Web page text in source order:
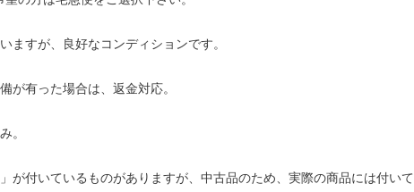
ますが、良好なコンディションです。
が有った場合は、返金対応。
。
が付いているものがありますが、中古品のため、実際の商品には付いて